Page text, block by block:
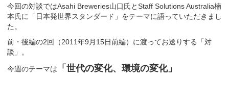
今回の対談ではAsahi Breweries山口氏とStaff Solutions Australia楠
本氏に「日本発世界スタンダード」をテーマに語っていただきまし
た。
前・後編の2回（2011年9月15日前編）に渡ってお送りする「対
談」。
今週のテーマは 「世代の変化、環境の変化」